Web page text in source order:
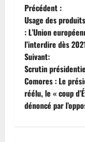
N
a
v
i
g
a
Précédent :
Usage des
: L’Union
l’interdire dès
Suivant:
Scrutin
Comores : Le
réélu, le « coup
dénoncé par